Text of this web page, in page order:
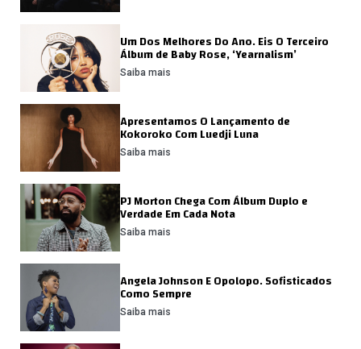
Um Dos Melhores Do Ano. Eis O Terceiro
Álbum de Baby Rose, ‘Yearnalism’
Saiba mais
Apresentamos O Lançamento de
Kokoroko Com Luedji Luna
Saiba mais
PJ Morton Chega Com Álbum Duplo e
Verdade Em Cada Nota
Saiba mais
Angela Johnson E Opolopo. Sofisticados
Como Sempre
Saiba mais